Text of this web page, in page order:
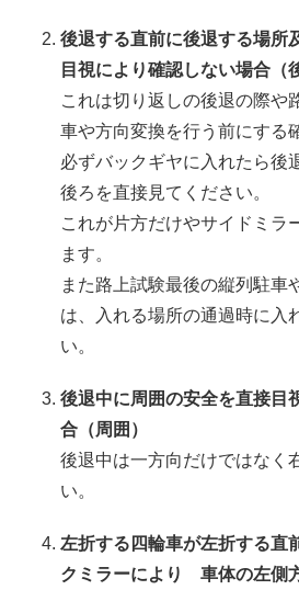
後退する直前に後退する場所
目視により確認しない場合（
これは切り返しの後退の際や
車や方向変換を行う前にする
必ずバックギヤに入れたら後
後ろを直接見てください。
これが片方だけやサイドミラ
ます。
また路上試験最後の縦列駐車
は、入れる場所の通過時に入
い。
後退中に周囲の安全を直接目
合（周囲）
後退中は一方向だけではなく
い。
左折する四輪車が左折する直
クミラーにより 車体の左側